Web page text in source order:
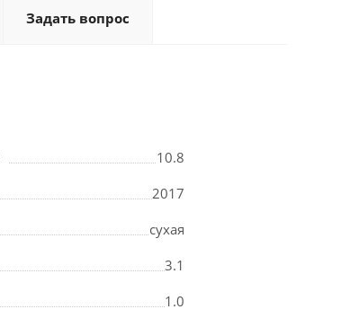
Задать вопрос
10.8
2017
сухая
3.1
1.0